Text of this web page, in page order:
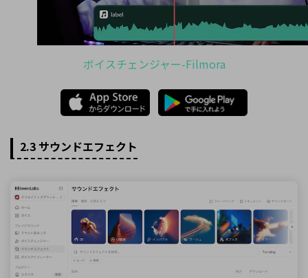
ボイスチェンジャー-Filmora
2.3 サウンドエフェクト